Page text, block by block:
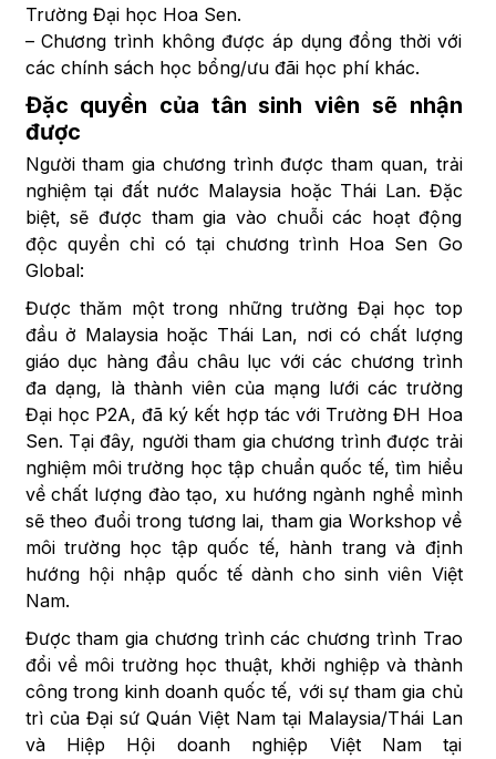
Trường Đại học Hoa Sen.
– Chương trình không được áp dụng đồng thời với
các chính sách học bổng/ưu đãi học phí khác.
Đặc quyền của tân sinh viên sẽ nhận
được
Người tham gia chương trình được tham quan, trải
nghiệm tại đất nước Malaysia hoặc Thái Lan. Đặc
biệt, sẽ được tham gia vào chuỗi các hoạt động
độc quyền chỉ có tại chương trình Hoa Sen Go
Global:
Được thăm một trong những trường Đại học top
đầu ở Malaysia hoặc Thái Lan, nơi có chất lượng
giáo dục hàng đầu châu lục với các chương trình
đa dạng, là thành viên của mạng lưới các trường
Đại học P2A, đã ký kết hợp tác với Trường ĐH Hoa
Sen. Tại đây, người tham gia chương trình được trải
nghiệm môi trường học tập chuẩn quốc tế, tìm hiểu
về chất lượng đào tạo, xu hướng ngành nghề mình
sẽ theo đuổi trong tương lai, tham gia Workshop về
môi trường học tập quốc tế, hành trang và định
hướng hội nhập quốc tế dành cho sinh viên Việt
Nam.
Được tham gia chương trình các chương trình Trao
đổi về môi trường học thuật, khởi nghiệp và thành
công trong kinh doanh quốc tế, với sự tham gia chủ
trì của Đại sứ Quán Việt Nam tại Malaysia/Thái Lan
và Hiệp Hội doanh nghiệp Việt Nam tại